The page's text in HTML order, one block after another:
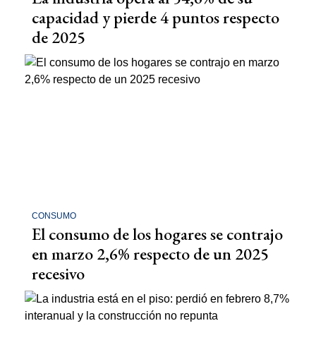
capacidad y pierde 4 puntos respecto
de 2025
CONSUMO
El consumo de los hogares se contrajo
en marzo 2,6% respecto de un 2025
recesivo